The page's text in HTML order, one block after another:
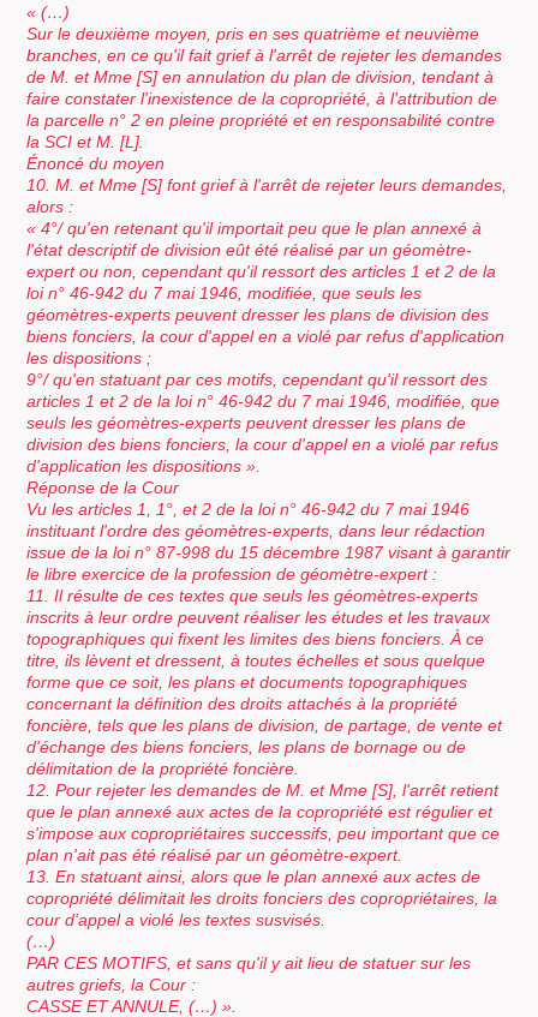
« (…)
Sur le deuxième moyen, pris en ses quatrième et neuvième
branches, en ce qu'il fait grief à l'arrêt de rejeter les demandes
de M. et Mme [S] en annulation du plan de division, tendant à
faire constater l'inexistence de la copropriété, à l'attribution de
la parcelle n° 2 en pleine propriété et en responsabilité contre
la SCI et M. [L].
Énoncé du moyen
10. M. et Mme [S] font grief à l'arrêt de rejeter leurs demandes,
alors :
« 4°/ qu'en retenant qu'il importait peu que le plan annexé à
l'état descriptif de division eût été réalisé par un géomètre-
expert ou non, cependant qu'il ressort des articles 1 et 2 de la
loi n° 46-942 du 7 mai 1946, modifiée, que seuls les
géomètres-experts peuvent dresser les plans de division des
biens fonciers, la cour d'appel en a violé par refus d'application
les dispositions ;
9°/ qu'en statuant par ces motifs, cependant qu'il ressort des
articles 1 et 2 de la loi n° 46-942 du 7 mai 1946, modifiée, que
seuls les géomètres-experts peuvent dresser les plans de
division des biens fonciers, la cour d'appel en a violé par refus
d'application les dispositions ».
Réponse de la Cour
Vu les articles 1, 1°, et 2 de la loi n° 46-942 du 7 mai 1946
instituant l'ordre des géomètres-experts, dans leur rédaction
issue de la loi n° 87-998 du 15 décembre 1987 visant à garantir
le libre exercice de la profession de géomètre-expert :
11. Il résulte de ces textes que seuls les géomètres-experts
inscrits à leur ordre peuvent réaliser les études et les travaux
topographiques qui fixent les limites des biens fonciers. À ce
titre, ils lèvent et dressent, à toutes échelles et sous quelque
forme que ce soit, les plans et documents topographiques
concernant la définition des droits attachés à la propriété
foncière, tels que les plans de division, de partage, de vente et
d'échange des biens fonciers, les plans de bornage ou de
délimitation de la propriété foncière.
12. Pour rejeter les demandes de M. et Mme [S], l'arrêt retient
que le plan annexé aux actes de la copropriété est régulier et
s'impose aux copropriétaires successifs, peu important que ce
plan n'ait pas été réalisé par un géomètre-expert.
13. En statuant ainsi, alors que le plan annexé aux actes de
copropriété délimitait les droits fonciers des copropriétaires, la
cour d'appel a violé les textes susvisés.
(…)
PAR CES MOTIFS, et sans qu'il y ait lieu de statuer sur les
autres griefs, la Cour :
CASSE ET ANNULE, (…) ».